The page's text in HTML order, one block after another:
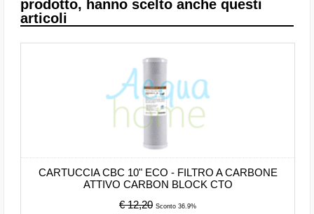
prodotto, hanno scelto anche questi
articoli
CARTUCCIA CBC 10" ECO - FILTRO A CARBONE
ATTIVO CARBON BLOCK CTO
€ 12,20 Sconto 36.9%